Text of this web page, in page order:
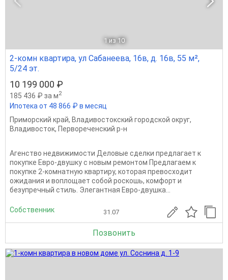
1 из 10
2-комн квартира, ул Сабанеева, 16в, д. 16в, 55 м²,
5/24 эт.
10 199 000 ₽
185 436 ₽ за м2
Ипотека от 48 866 ₽ в месяц
Приморский край, Владивостокский городской округ,
Владивосток, Первореченский р-н
Агенство недвижимости Деловые сделки предлагает к
покупке Евро-двушку с новым ремонтом Предлагаем к
покупке 2-комнатную квартиру, которая превосходит
ожидания и воплощает собой роскошь, комфорт и
безупречный стиль. Элегантная Евро-двушка...
Собственник 31.07
Позвонить